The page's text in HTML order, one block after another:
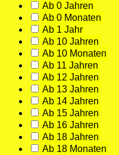
Ab 0 Jahren
Ab 0 Monaten
Ab 1 Jahr
Ab 10 Jahren
Ab 10 Monaten
Ab 11 Jahren
Ab 12 Jahren
Ab 13 Jahren
Ab 14 Jahren
Ab 15 Jahren
Ab 16 Jahren
Ab 18 Jahren
Ab 18 Monaten